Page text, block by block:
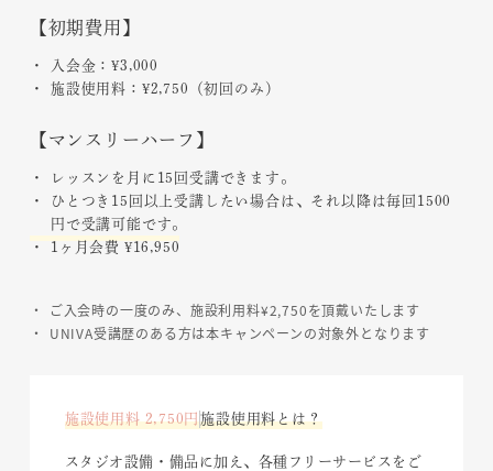
【初期費用】
入会金：¥3,000
施設使用料：¥2,750（初回のみ）
【マンスリーハーフ】
レッスンを月に15回受講できます。
ひとつき15回以上受講したい場合は、それ以降は毎回1500
円で受講可能です。
1ヶ月会費 ¥16,950
ご入会時の一度のみ、施設利用料¥2,750を頂戴いたします
UNIVA受講歴のある方は本キャンペーンの対象外となります
施設使用料 2,750円施設使用料とは？
スタジオ設備・備品に加え、各種フリーサービスをご